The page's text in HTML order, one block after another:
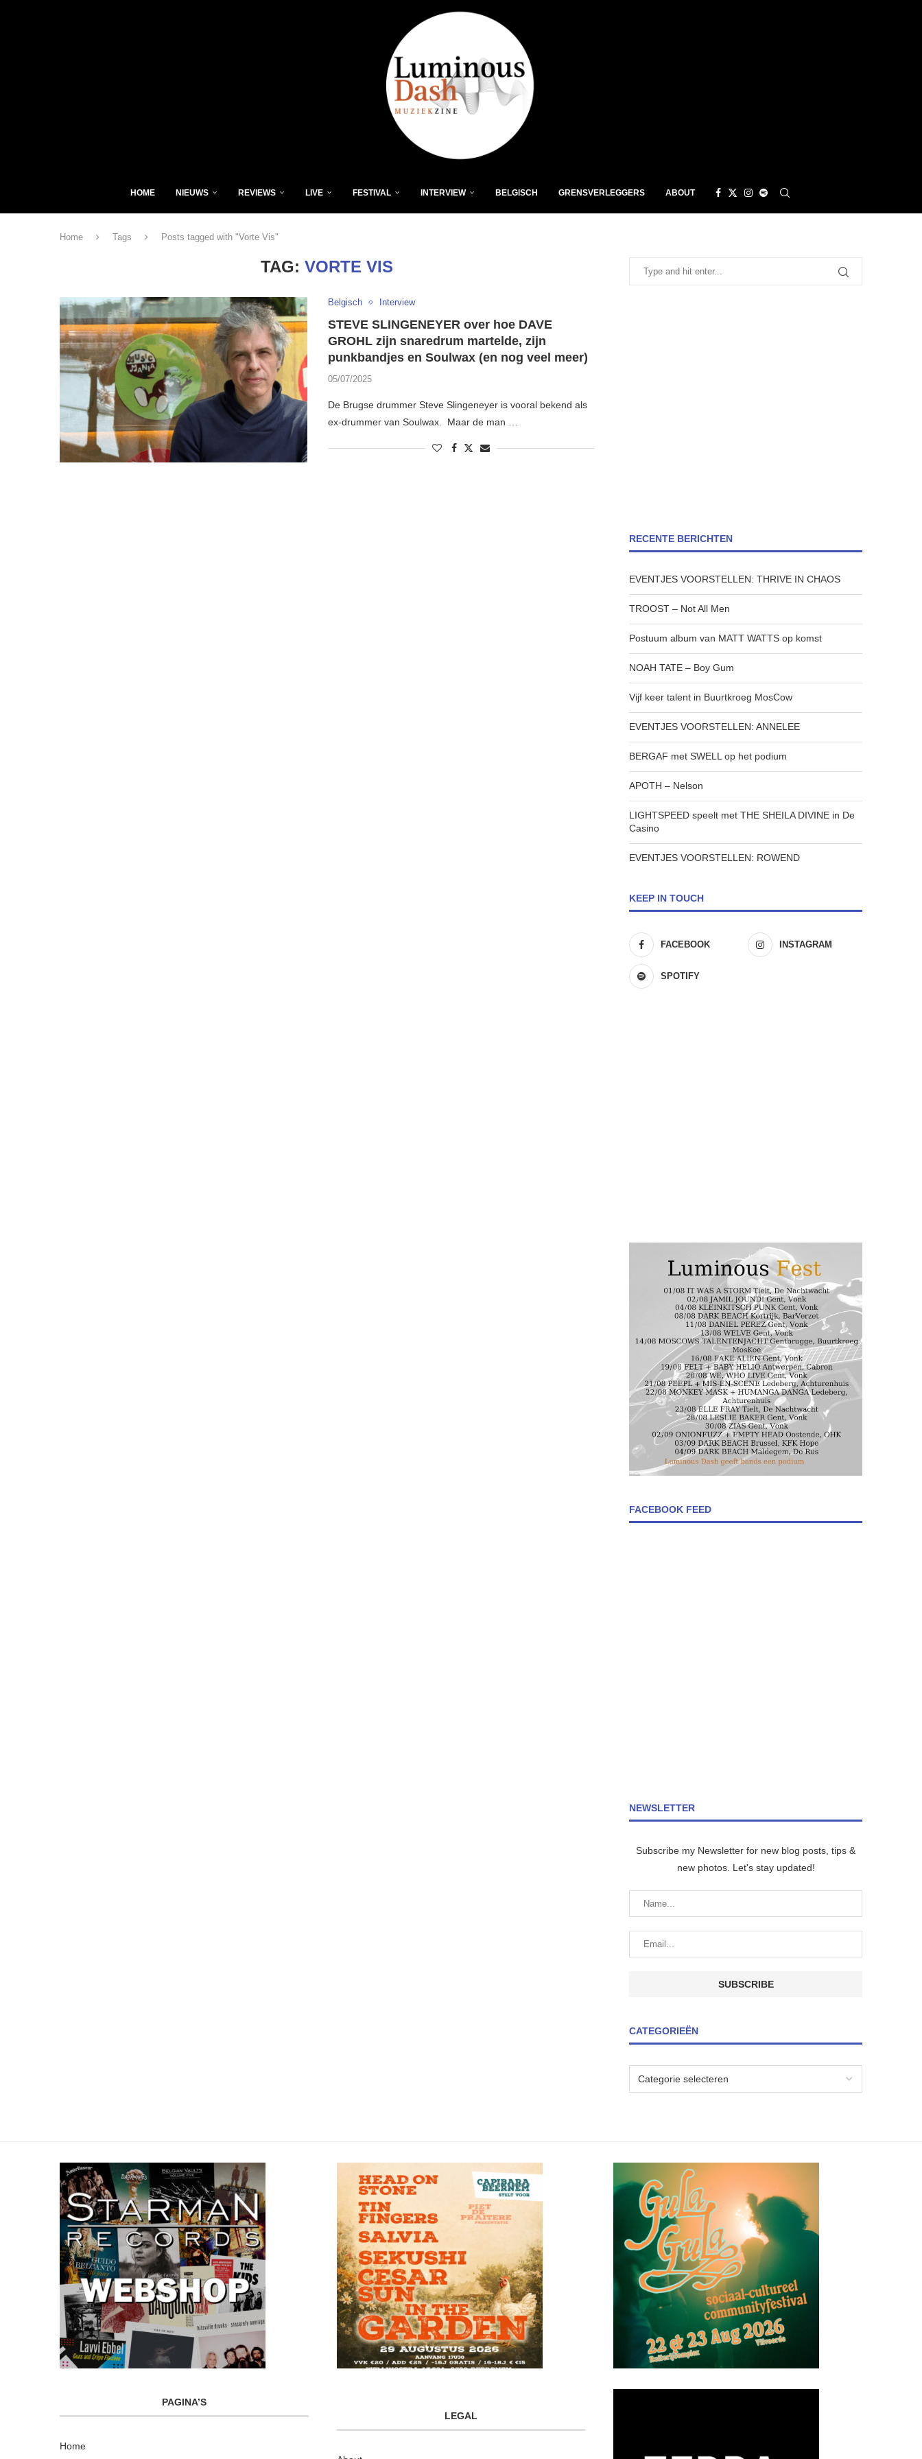
HOME NIEUWS REVIEWS LIVE FESTIVAL INTERVIEW BELGISCH GRENSVERLEGGERS ABOUT
Home Tags Posts tagged with "Vorte Vis"
TAG:VORTE VIS
Belgisch Interview
STEVE SLINGENEYER over hoe DAVE
GROHL zijn snaredrum martelde, zijn
punkbandjes en Soulwax (en nog veel meer)
05/07/2025
De Brugse drummer Steve Slingeneyer is vooral bekend als
ex-drummer van Soulwax. Maar de man …
RECENTE BERICHTEN
EVENTJES VOORSTELLEN: THRIVE IN CHAOS
TROOST – Not All Men
Postuum album van MATT WATTS op komst
NOAH TATE – Boy Gum
Vijf keer talent in Buurtkroeg MosCow
EVENTJES VOORSTELLEN: ANNELEE
BERGAF met SWELL op het podium
APOTH – Nelson
LIGHTSPEED speelt met THE SHEILA DIVINE in De
Casino
EVENTJES VOORSTELLEN: ROWEND
KEEP IN TOUCH
FACEBOOK INSTAGRAM
SPOTIFY
FACEBOOK FEED
NEWSLETTER
Subscribe my Newsletter for new blog posts, tips &
new photos. Let's stay updated!
CATEGORIEËN
PAGINA’S
Home
LEGAL